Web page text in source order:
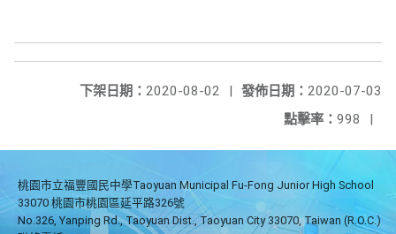
發佈日期： 2020-07-03
下架日期： 2020-08-02
|
點擊率： 998 |
桃園市立福豐國民中學Taoyuan Municipal Fu-Fong Junior High School
33070 桃園市桃園區延平路326號
No.326, Yanping Rd., Taoyuan Dist., Taoyuan City 33070, Taiwan (R.O.C.)